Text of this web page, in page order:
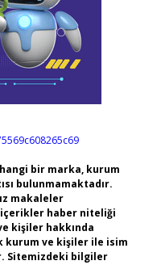
bir marka, kurum
bulunmamaktadır.
makaleler
içerikler haber niteliği
kişiler hakkında
kurum ve kişiler ile isim
Sitemizdeki bilgiler